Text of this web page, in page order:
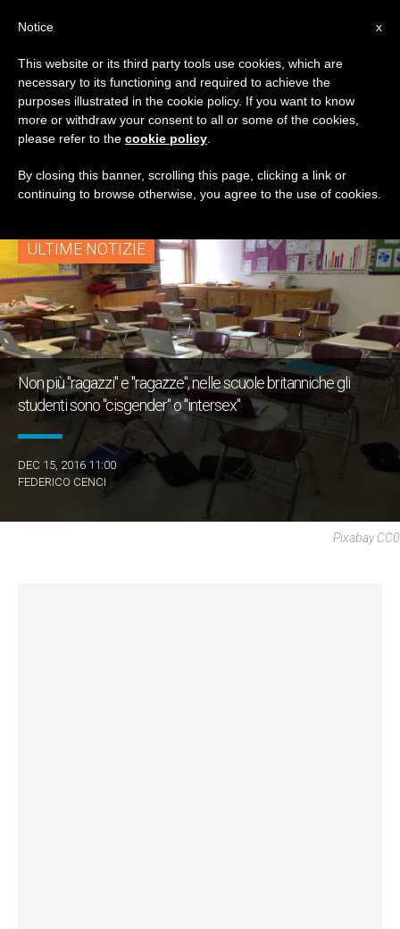
TAG
Posts Tagged
‘cisgender’
ULTIME NOTIZIE
Non più "ragazzi" e "ragazze", nelle scuole britanniche gli
studenti sono "cisgender" o "intersex"
DEC 15, 2016 11:00
FEDERICO CENCI
Pixabay CC0
x
Notice
This website or its third party tools use cookies, which are
necessary to its functioning and required to achieve the
purposes illustrated in the cookie policy. If you want to know
more or withdraw your consent to all or some of the cookies,
please refer to the cookie policy
By closing this banner, scrolling this page, clicking a link or
continuing to browse otherwise, you agree to the use of cookies.